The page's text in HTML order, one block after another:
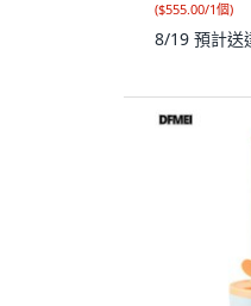
($555.00/1個)
8/19 預計送